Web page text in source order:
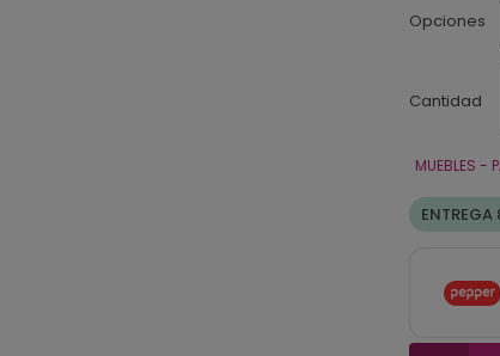
Opciones
Cantidad
MUEBLES -